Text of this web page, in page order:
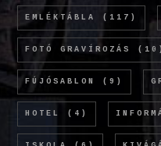
EMLÉKTÁBLA (117)
FOTÓ GRAVÍROZÁS (10)
FÚJÓSABLON (9)
HOTEL (4)